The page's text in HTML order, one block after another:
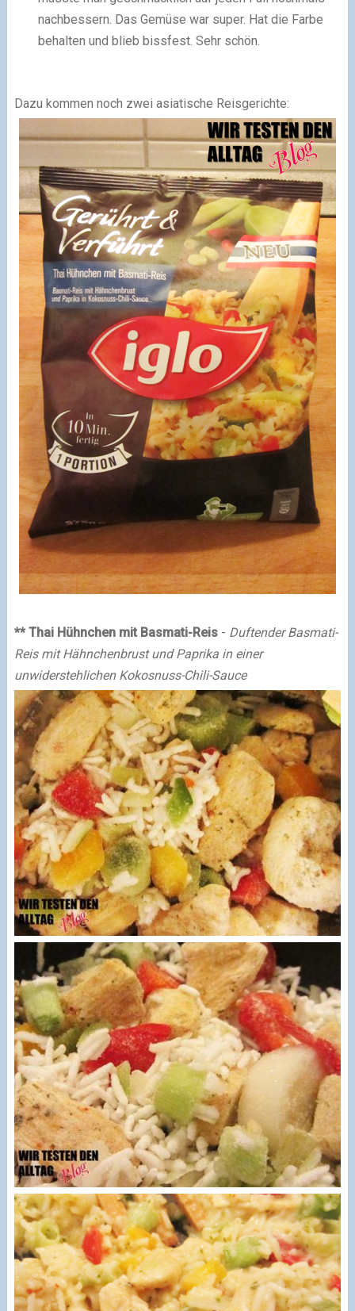
nachbessern. Das Gemüse war super. Hat die Farbe
behalten und blieb bissfest. Sehr schön.
Dazu kommen noch zwei asiatische Reisgerichte:
** Thai Hühnchen mit Basmati-Reis- Duftender Basmati-
Reis mit Hähnchenbrust und Paprika in einer
unwiderstehlichen Kokosnuss-Chili-Sauce